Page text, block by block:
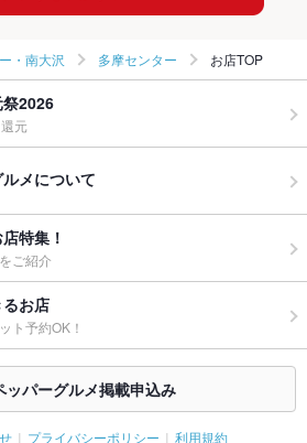
・南大沢 多摩センター お店TOP
2026
元
メについて
特集！
ご紹介
お店
ト予約OK！
ッパーグルメ掲載申込み
プライバシーポリシー 利用規約